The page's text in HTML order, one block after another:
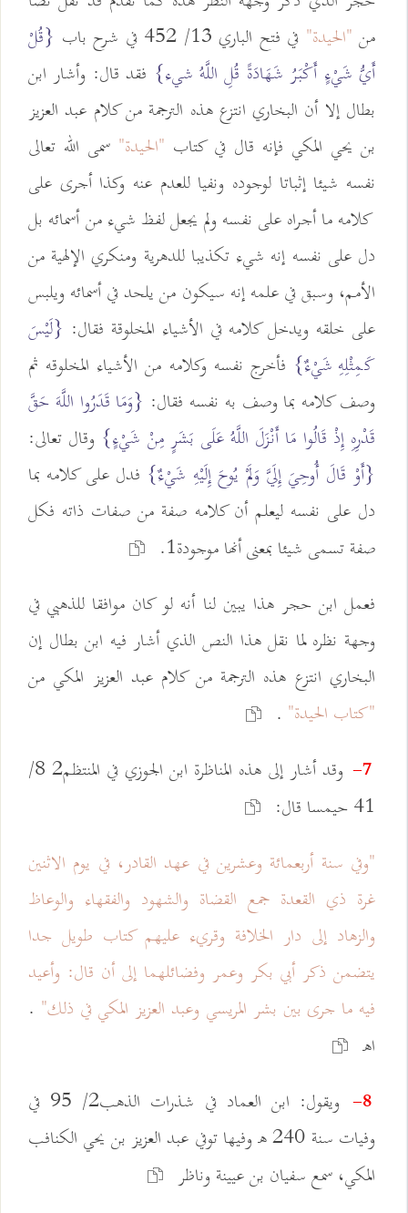
من "الحيدة" في فتح الباري 13/ 452 في شرح باب
{قُلْ
أَيُّ شَيْءٍ أَكْبَرُ شَهَادَةً قُلِ اللَّهُ شيء} فقد قال: وأشار ابن
بطال إلا أن البخاري انتزع هذه الترجمة من كلام عبد العزيز
بن يحي المكي فإنه قال في كتاب "الحيدة" سمى الله تعالى
نفسه شيئا إثباتا لوجوده ونفيا للعدم عنه وكذا أجرى على
كلامه ما أجراه على نفسه ولم يجعل لفظ شيء من أسمائه بل
دل على نفسه إنه شيء تكذيبا للدهرية ومنكري الإلهية من
الأمم، وسبق في علمه إنه سيكون من يلحد في أسمائه ويلبس
على خلقه ويدخل كلامه في الأشياء المخلوقة فقال: {لَيْسَ
كَمِثْلِهِ شَيْءٌ} فأخرج نفسه وكلامه من الأشياء المخلوقه ثم
وصف كلامه بما وصف به نفسه فقال: {وَمَا قَدَرُوا اللَّهَ حَقَّ
قَدْرِهِ إِذْ قَالُوا مَا أَنْزَلَ اللَّهُ عَلَى بَشَرٍ مِنْ شَيْءٍ} وقال تعالى:
{أَوْ قَالَ أُوحِيَ إِلَيَّ وَلَمْ يُوحَ إِلَيْهِ شَيْءٌ} فدل على كلامه بما
دل على نفسه ليعلم أن كلامه صفة من صفات ذاته فكل
صفة تسمى شيئا بمعنى أنها موجودة1.
فعمل ابن حجر هذا يبين لنا أنه لو كان موافقا للذهبي في
وجهة نظره لما نقل هذا النص الذي أشار فيه ابن بطال إن
البخاري انتزع هذه الترجمة من كلام عبد العزيز المكي من
"كتاب الحيدة" .
7-
وقد أشار إلى هذه المناظرة ابن الجوزي في المنتظم2 8/
41 حيمسا قال:
"وفي سنة أربعمائة وعشرين في عهد القادر، في يوم الاثنين
غرة ذي القعدة جمع القضاة والشهود والفقهاء والوعاظ
والزهاد إلى دار الخلافة وقريء عليهم كتاب طويل جدا
يتضمن ذكر أبي بكر وعمر وفضائلهما إلى أن قال: وأعيد
فيه ما جرى بين بشر المريسي وعبد العزيز المكي في ذلك" .
اهـ
8-
ويقول: ابن العماد في شذرات الذهب2/ 95 في
وفيات سنة 240 هـ وفيها توفي عبد العزيز بن يحي الكنافب
المكي، سمع سفيان بن عيينة وناظر